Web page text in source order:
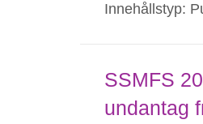
Innehållstyp:
SSMFS
undantag